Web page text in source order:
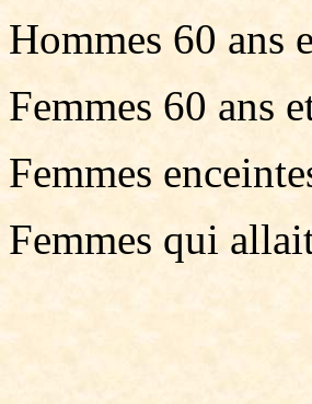
Hommes 60 ans
Femmes 60 ans
Femmes
Femmes qui